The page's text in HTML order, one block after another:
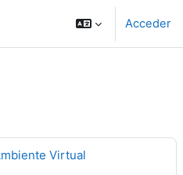
Acceder
Virtual